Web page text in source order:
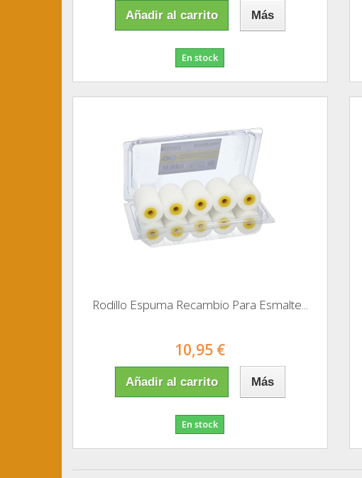
Añadir al carrito Más
En stock
Rodillo Espuma Recambio Para Esmalte...
10,95 €
Añadir al carrito Más
En stock